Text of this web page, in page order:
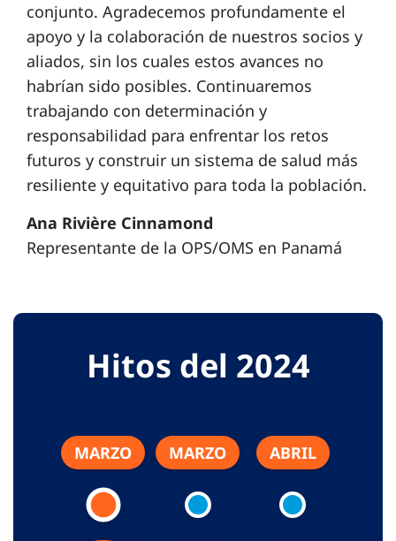
conjunto. Agradecemos profundamente el
apoyo y la colaboración de nuestros socios y
aliados, sin los cuales estos avances no
habrían sido posibles. Continuaremos
trabajando con determinación y
responsabilidad para enfrentar los retos
futuros y construir un sistema de salud más
resiliente y equitativo para toda la población.
Ana Rivière Cinnamond
Representante de la OPS/OMS en Panamá
Hitos del 2024
MARZO MARZO ABRIL